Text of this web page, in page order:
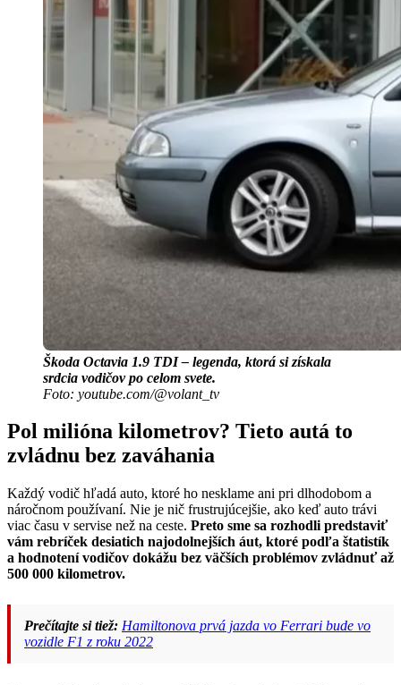
Škoda Octavia 1.9 TDI – legenda, ktorá si získala
srdcia vodičov po celom svete.
Foto: youtube.com/@volant_tv
Pol milióna kilometrov? Tieto autá to
zvládnu bez zaváhania
Každý vodič hľadá auto, ktoré ho nesklame ani pri dlhodobom a
náročnom používaní. Nie je nič frustrujúcejšie, ako keď auto trávi
viac času v servise než na ceste. Preto sme sa rozhodli predstaviť
vám rebríček desiatich najodolnejších áut, ktoré podľa štatistík
a hodnotení vodičov dokážu bez väčších problémov zvládnuť až
500 000 kilometrov.
Prečítajte si tiež: Hamiltonova prvá jazda vo Ferrari bude vo
vozidle F1 z roku 2022